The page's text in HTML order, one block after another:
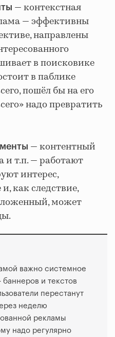
— контекстная
— эффективны
направлены
в поисковике
в паблике
пошёл бы на его
надо превратить
— контентный
и т.п. — работают
интерес,
как следствие,
может
важно системное
и текстов
перестанут
неделю
рекламы
надо регулярно